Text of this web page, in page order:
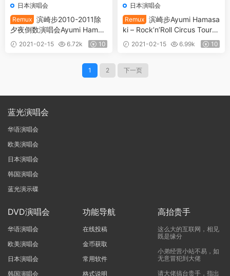
日本演唱会
Remux 滨崎步2010-2011除
夕夜倒数演唱会Ayumi Hamas
aki – COUNTDOWN LIVE 20
10-2011 A ～do it again～
2021-02-15 6.72k 10
日本演唱会
Remux 滨崎步Ayumi Hamasa
ki – Rock’n’Roll Circus Tour F
INAL ~7Days Special~2010
《REMUX TS 38.2G》
2021-02-15 6.99k 10
1 2 下一页
蓝光演唱会
华语演唱会
欧美演唱会
日本演唱会
韩国演唱会
蓝光演示碟
DVD演唱会
华语演唱会
欧美演唱会
日本演唱会
韩国演唱会
功能导航
在线投稿
金币获取
常用软件
格式说明
高抬贵手
这么大的互联网，相见
既是缘分
小弟经营小站不易，如
无意冒犯到大佬
请大佬搞台贵手，指出